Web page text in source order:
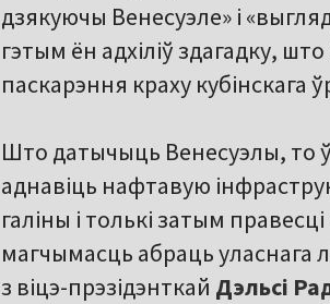
дзякуючы Венесуэле» і
гэтым ён адхіліў здагадку,
паскарэння краху кубінскага
Што датычыць Венесуэлы, то
аднавіць нафтавую
галіны і толькі затым
магчымасць абраць уласнага
з віцэ-прэзідэнткай Дэльсі